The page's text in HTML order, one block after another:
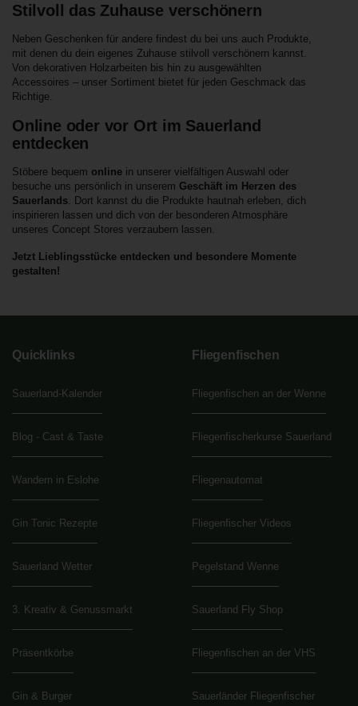
Stilvoll das Zuhause verschönern
Neben Geschenken für andere findest du bei uns auch Produkte,
mit denen du dein eigenes Zuhause stilvoll verschönern kannst.
Von dekorativen Holzarbeiten bis hin zu ausgewählten
Accessoires – unser Sortiment bietet für jeden Geschmack das
Richtige.
Online oder vor Ort im Sauerland
entdecken
Stöbere bequem online in unserer vielfältigen Auswahl oder
besuche uns persönlich in unserem Geschäft im Herzen des
Sauerlands . Dort kannst du die Produkte hautnah erleben, dich
inspirieren lassen und dich von der besonderen Atmosphäre
unseres Concept Stores verzaubern lassen.
Jetzt Lieblingsstücke entdecken und besondere Momente
gestalten!
Quicklinks
Sauerland-Kalender
Blog - Cast & Taste
Wandern in Eslohe
Gin Tonic Rezepte
Sauerland Wetter
3. Kreativ & Genussmarkt
Präsentkörbe
Gin & Burger
Fliegenfischen
Fliegenfischen an der Wenne
Fliegenfischerkurse Sauerland
Fliegenautomat
Fliegenfischer Videos
Pegelstand Wenne
Sauerland Fly Shop
Fliegenfischen an der VHS
Sauerländer Fliegenfischer